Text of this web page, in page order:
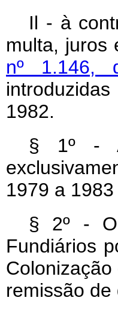
Il - à
multa, juros
nº 1.146,
1982.
§ 1º -
1979 a
§ 2º - O
Fundiários
remissão